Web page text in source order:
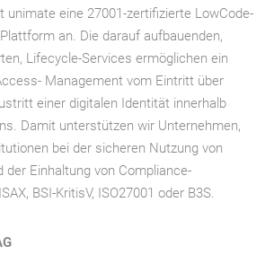
unimate eine 27001-zertifizierte LowCode-
an. Die darauf aufbauenden,
Lifecycle-Services ermöglichen ein
Management vom Eintritt über
einer digitalen Identität innerhalb
Damit unterstützen wir Unternehmen,
bei der sicheren Nutzung von
der Einhaltung von Compliance-
BSI-KritisV, ISO27001 oder B3S.